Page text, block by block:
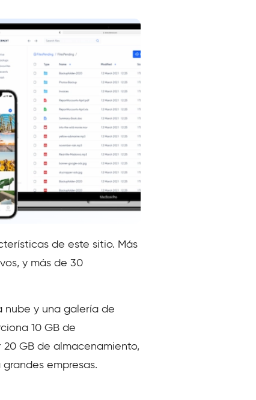
de este sitio. Más
y más de 30
nube y una galería de
10 GB de
GB de almacenamiento,
empresas.